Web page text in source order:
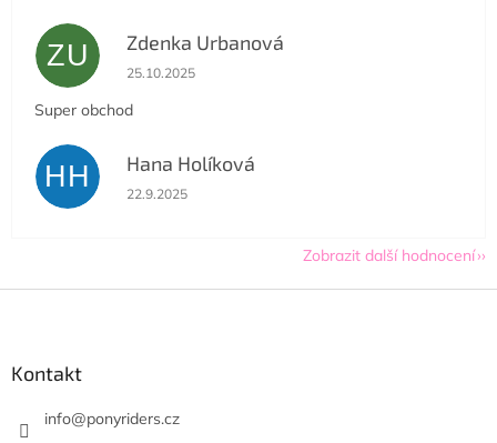
ZU Zdenka Urbanová
Hodnocení obchodu je 5 z 5 hvězdiček.
25.10.2025
Super obchod
HH Hana Holíková
Hodnocení obchodu je 5 z 5 hvězdiček.
22.9.2025
Zobrazit další hodnocení
Kontakt
info@ponyriders.cz